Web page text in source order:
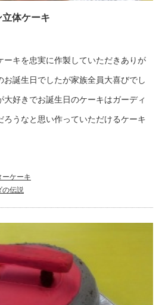
体ケーキ
ーキを忠実に作製していただきありが
お誕生日でしたが家族全員大喜びでし
好きでお誕生日のケーキはガーディ
ろうなと思い作っていただけるケーキ
ーケーキ
の伝説